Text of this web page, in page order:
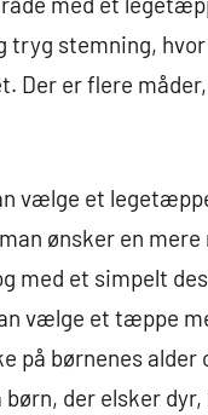
tryg stemning,
Der er flere
vælge et
ønsker en
et simpelt
vælge et tæppe
på børnenes
børn, der elsker